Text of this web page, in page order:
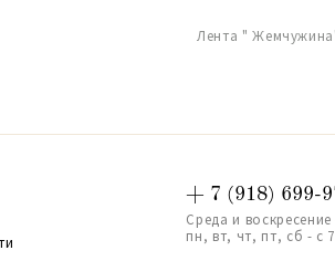
Лента "
+ 7 (918) 699-
Среда и воскресение
пн, вт, чт, пт, сб - с